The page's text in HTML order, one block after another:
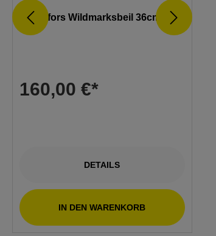
Gränsfors Wildmarksbeil 36cm
160,00 €*
DETAILS
IN DEN WARENKORB